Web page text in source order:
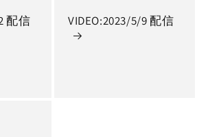
配信 VIDEO:2023/5/9 配信